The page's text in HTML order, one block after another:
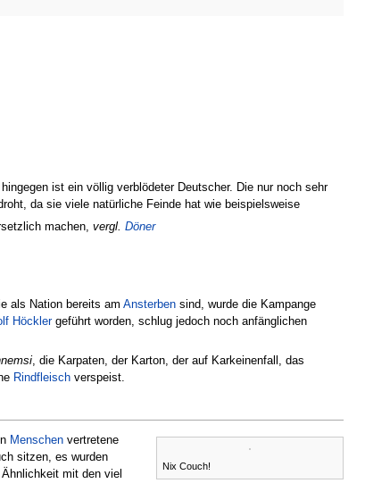
ist ein völlig verblödeter Deutscher. Die nur noch sehr
da sie viele natürliche Feinde hat wie beispielsweise
machen,vergl.Döner
als Nation bereits am Ansterben sind, wurde die Kampange
Höcklergeführt worden, schlug jedoch noch anfänglichen
, die Karpaten, der Karton, der auf Karkeinenfall, das
Rindfleisch verspeist.
Nix Couch!
Menschenvertretene
sitzen, es wurden
mit den viel